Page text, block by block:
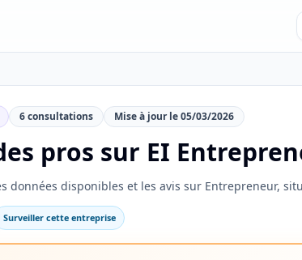
6 consultations Mise à jour le 05/03/2026
pros sur EI
données disponibles et les avis sur Entrepreneur,
Surveiller cette entreprise